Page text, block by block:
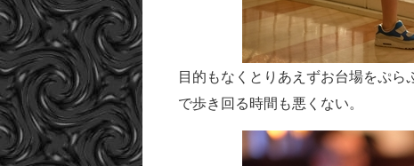
目的もなくとりあえずお台場をぷ
で歩き回る時間も悪くない。